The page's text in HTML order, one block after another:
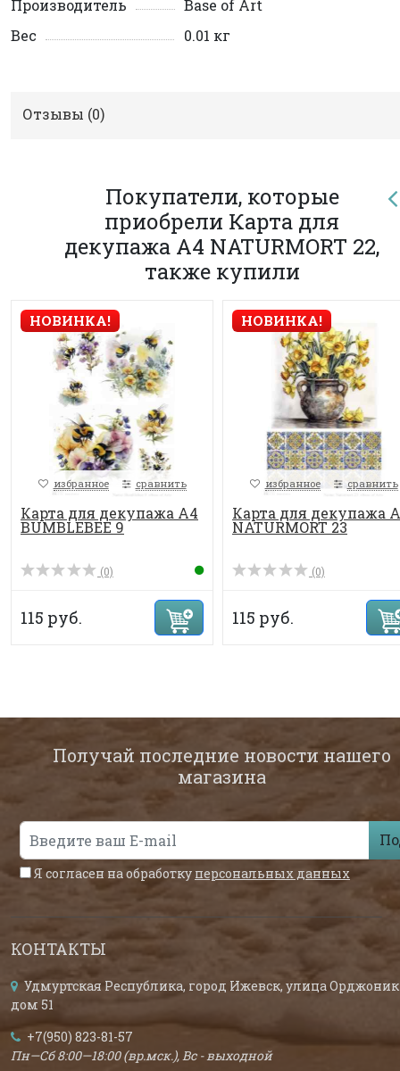
Производитель
Base of Art
Вес
0.01 кг
Отзывы (0)
Покупатели, которые
приобрели Карта для
декупажа А4 NATURMORT 22,
также купили
НОВИНКА!
избранное сравнить
Карта для декупажа А4
BUMBLEBEE 9
(0)
115 руб.
НОВИНКА!
избранное сравнить
Карта для декупажа
NATURMORT 23
(0)
115 руб.
Получай последние новости нашего
магазина
Я согласен на обработку персональных данных
КОНТАКТЫ
Удмуртская Республика, город Ижевск, улица
дом 51
+7(950) 823-81-57
Пн—Сб 8:00—18:00 (вр.мск.), Вс - выходной